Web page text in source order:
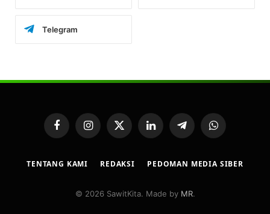
Telegram
FacebookInstagram
X
LinkedInTelegramWhatsApp
TENTANG KAMI REDAKSI PEDOMAN MEDIA SIBER
© 2026 SawitKita. Made by MR.